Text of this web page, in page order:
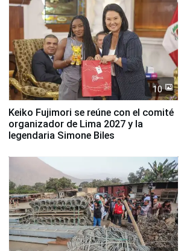
10
Keiko Fujimori se reúne con el comité
organizador de Lima 2027 y la
legendaria Simone Biles